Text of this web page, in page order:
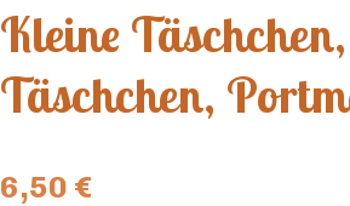
Kleine
Täschchen,
6,50 €